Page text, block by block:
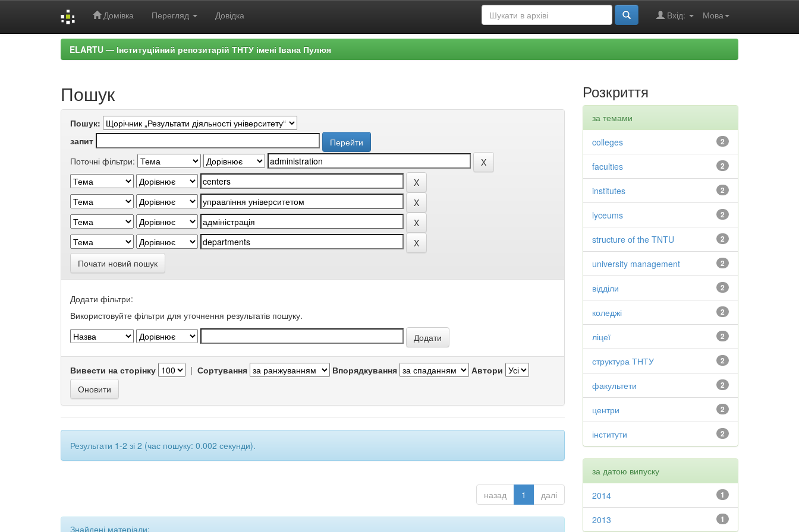
Домівка Перегляд Довідка Мова
Вхід:
ELARTU — Інституційний репозитарій ТНТУ імені Івана Пулюя
Пошук
Пошук:
запит
Поточні фільтри:
Почати новий пошук
Додати фільтри:
Використовуйте фільтри для уточнення результатів пошуку.
Вивести на сторінку | Сортування Впорядкування Автори
Результати 1-2 зі 2 (час пошуку: 0.002 секунди).
назад 1 далі
Знайдені матеріали:
Розкриття
за темами
2
colleges
2
faculties
2
institutes
2
lyceums
2
structure of the TNTU
2
university management
2
відділи
2
коледжі
2
ліцеї
2
структура ТНТУ
2
факультети
2
центри
2
інститути
за датою випуску
1
2014
1
2013